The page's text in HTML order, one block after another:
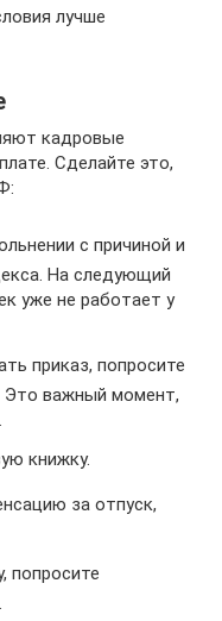
лучше
кадровые
Сделайте это,
с причиной и
На следующий
уже не работает у
приказ, попросите
Это важный момент,
книжку.
за отпуск,
попросите